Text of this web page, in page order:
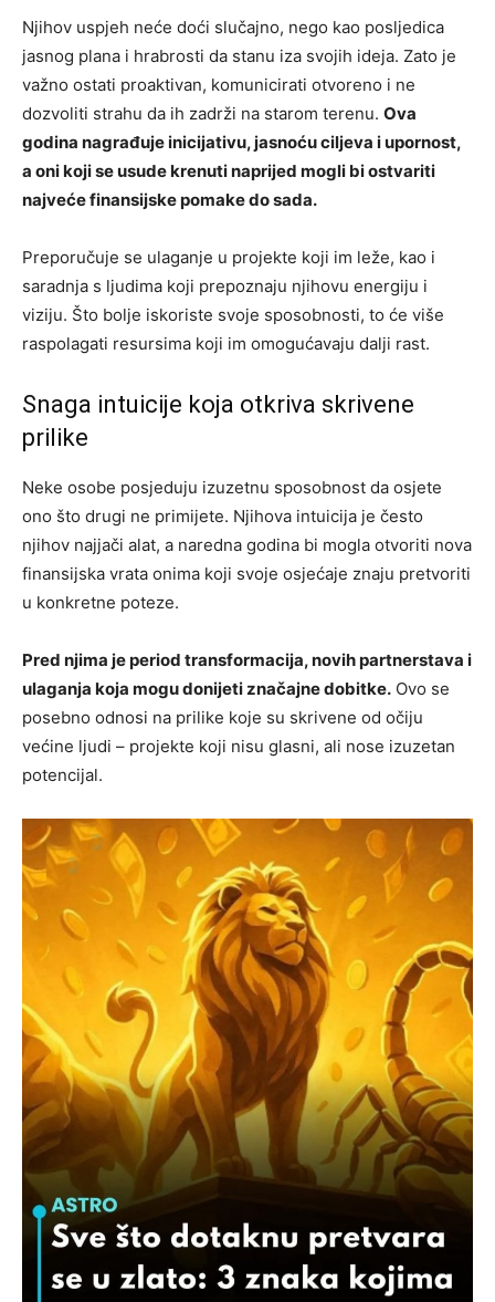
Njihov uspjeh neće doći slučajno, nego kao posljedica
jasnog plana i hrabrosti da stanu iza svojih ideja. Zato je
važno ostati proaktivan, komunicirati otvoreno i ne
dozvoliti strahu da ih zadrži na starom terenu. Ova
godina nagrađuje inicijativu, jasnoću ciljeva i upornost,
a oni koji se usude krenuti naprijed mogli bi ostvariti
najveće finansijske pomake do sada.
Preporučuje se ulaganje u projekte koji im leže, kao i
saradnja s ljudima koji prepoznaju njihovu energiju i
viziju. Što bolje iskoriste svoje sposobnosti, to će više
raspolagati resursima koji im omogućavaju dalji rast.
Snaga intuicije koja otkriva skrivene
prilike
Neke osobe posjeduju izuzetnu sposobnost da osjete
ono što drugi ne primijete. Njihova intuicija je često
njihov najjači alat, a naredna godina bi mogla otvoriti nova
finansijska vrata onima koji svoje osjećaje znaju pretvoriti
u konkretne poteze.
Pred njima je period transformacija, novih partnerstava i
ulaganja koja mogu donijeti značajne dobitke. Ovo se
posebno odnosi na prilike koje su skrivene od očiju
većine ljudi – projekte koji nisu glasni, ali nose izuzetan
potencijal.